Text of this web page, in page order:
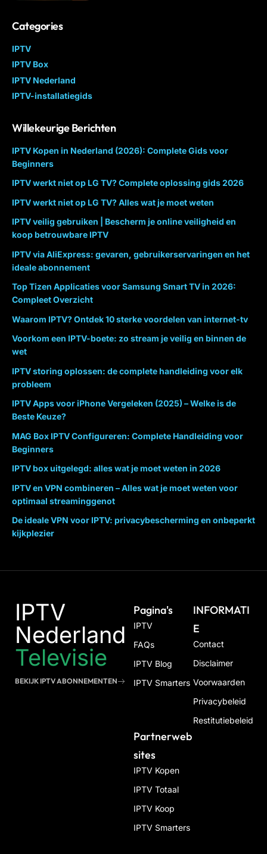
Categories
IPTV
IPTV Box
IPTV Nederland
IPTV-installatiegids
Willekeurige Berichten
IPTV Kopen in Nederland (2026): Complete Gids voor
Beginners
IPTV werkt niet op LG TV? Complete oplossing gids 2026
IPTV werkt niet op LG TV? Alles wat je moet weten
IPTV veilig gebruiken | Bescherm je online veiligheid en
koop betrouwbare IPTV
IPTV via AliExpress: gevaren, gebruikerservaringen en het
ideale abonnement
Top Tizen Applicaties voor Samsung Smart TV in 2026:
Compleet Overzicht
Waarom IPTV? Ontdek 10 sterke voordelen van internet-tv
Voorkom een IPTV-boete: zo stream je veilig en binnen de
wet
IPTV storing oplossen: de complete handleiding voor elk
probleem
IPTV Apps voor iPhone Vergeleken (2025) – Welke is de
Beste Keuze?
MAG Box IPTV Configureren: Complete Handleiding voor
Beginners
IPTV box uitgelegd: alles wat je moet weten in 2026
IPTV en VPN combineren – Alles wat je moet weten voor
optimaal streaminggenot
De ideale VPN voor IPTV: privacybescherming en onbeperkt
kijkplezier
IPTV
Nederland
Televisie
BEKIJK IPTV ABONNEMENTEN
Pagina's
IPTV
FAQs
IPTV Blog
IPTV Smarters
INFORMATI
E
Contact
Disclaimer
Voorwaarden
Privacybeleid
Restitutiebeleid
Partnerweb
Sites
IPTV Kopen
IPTV Totaal
IPTV Koop
IPTV Smarters